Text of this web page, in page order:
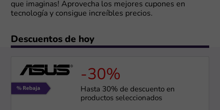
que imaginas! Aprovecha los mejores cupones en
tecnología y consigue increíbles precios.
Descuentos de hoy
-30%
Hasta 30% de descuento en
productos seleccionados